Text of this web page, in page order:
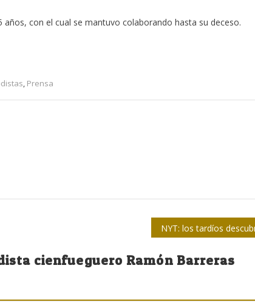
años, con el cual se mantuvo colaborando hasta su deceso.
, Prensa
cienfueguero Ramón Barreras